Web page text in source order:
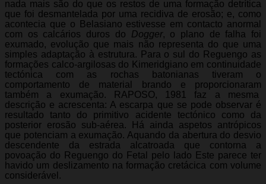
nada mais são do que os restos de uma formação detrítica
que foi desmantelada por uma recidiva de erosão; e, como
acontecia que o Belasiano estivesse em contacto anormal
com os calcários duros do Dogger, o plano de falha foi
exumado, evolução que mais não representa do que uma
simples adaptação à estrutura. Para o sul do Reguengo as
formações calco-argilosas do Kimeridgiano em continuidade
tectónica com as rochas batonianas tiveram o
comportamento de material brando e proporcionaram
também a exumação. RAPOSO, 1981 faz a mesma
descrição e acrescenta: A escarpa que se pode observar é
resultado tanto do primitivo acidente tectónico como da
posterior erosão sub-aérea. Há ainda aspetos antrópicos
que potenciam a exumação. Aquando da abertura do desvio
descendente da estrada alcatroada que contorna a
povoação do Reguengo do Fetal pelo lado Este parece ter
havido um deslizamento na formação cretácica com volume
considerável.